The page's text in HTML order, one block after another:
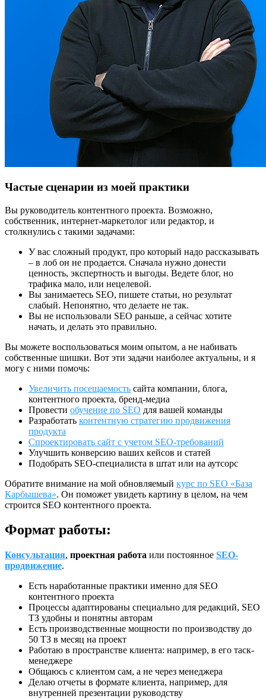
Частые сценарии из моей практики
Вы руководитель контентного проекта. Возможно,
собственник, интернет-маркетолог или редактор, и
столкнулись с такими задачами:
У вас сложный продукт, про который надо рассказывать
– в лоб он не продается. Сначала нужно донести
ценность, экспертность и выгоды. Ведете блог, но
трафика мало, или нецелевой.
Вы занимаетесь SEO, пишете статьи, но результат
слабый. Непонятно, что делаете не так.
Вы не использовали SEO раньше, а сейчас хотите
начать, и делать это правильно.
Вы можете воспользоваться моим опытом, а не набивать
собственные шишки. Вот эти задачи наиболее актуальны, и я
могу с ними помочь:
Увеличить посещаемость сайта компании, блога,
контентного проекта, бренд-медиа
Провести обучение по SEO для вашей команды
Разработать контентную стратегию продвижения
продукта
Спроектировать сайт с учетом SEO-требований
Улучшить конверсию ваших кейсов и статей
Подобрать SEO-специалиста в штат или на аутсорс
Обратите внимание на мой обновляемый курс по SEO «База
Карбышева». Он поможет увидеть картину в целом, на чем
строится SEO контентного проекта.
Формат работы:
Консультация, проектная работа или постоянное SEO-
продвижение.
Есть наработанные практики именно для SEO
контентного проекта
Процессы адаптированы специально для редакций, SEO
ТЗ удобны и понятны авторам
Есть производственные мощности по производству до
50 ТЗ в месяц на проект
Работаю в пространстве клиента: например, в его таск-
менеджере
Общаюсь с клиентом сам, а не через менеджера
Делаю отчеты в формате клиента, например, для
внутренней презентации руководству